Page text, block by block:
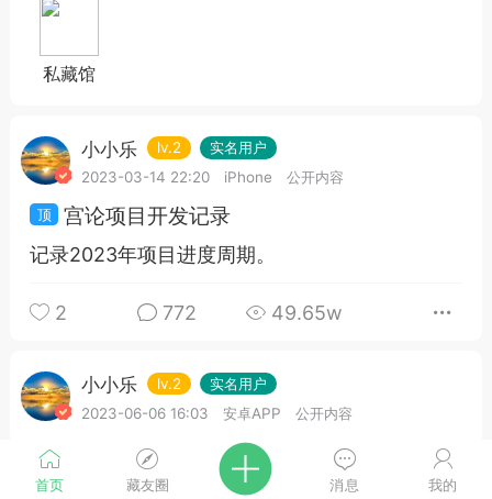
首页 藏友圈 消息 我的
私藏馆
小小乐 lv.2
实名用户
2023-03-14 22:20
iPhone 公开内容
宫论项目开发记录
记录2023年项目进度周期。
2 772 49.65w
小小乐 lv.2
实名用户
2023-06-06 16:03
安卓APP 公开内容
文章测试